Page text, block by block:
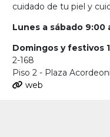
cuidado de tu piel y
Lunes a sábado 9:00
Domingos y festivos
2-168
Piso 2 - Plaza
web